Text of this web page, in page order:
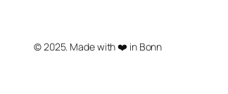
© 2025. Made with ❤️ in Bonn